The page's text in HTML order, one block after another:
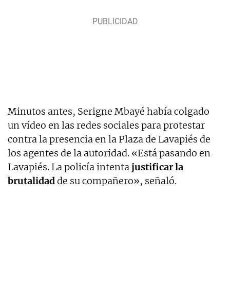
Minutos antes, Serigne Mbayé había colgado
un vídeo en las redes sociales para protestar
contra la presencia en la Plaza de Lavapiés de
los agentes de la autoridad. «Está pasando en
Lavapiés. La policía intentajustificar la
brutalidadde su compañero», señaló.